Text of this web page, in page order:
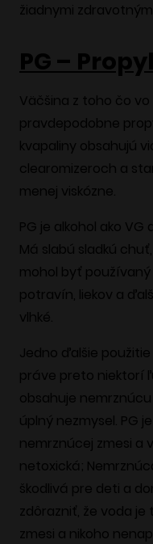
žiadnymi
PG –
Väčšina z toho čo vo
pravdepodobne
kvapaliny obsahujú
clearomizeroch a
menej viskózne.
PG je alkohol ako
Má slabú sladkú
mohol byť používaný
potravín, liekov a
vlhké.
Jedno ďalšie
práve preto niektorí
obsahuje
úplný nezmysel. PG
nemrznúcej zmesi a
netoxická;
škodlivá pre deti a
zdôrazniť, že voda
zmesi a nikoho